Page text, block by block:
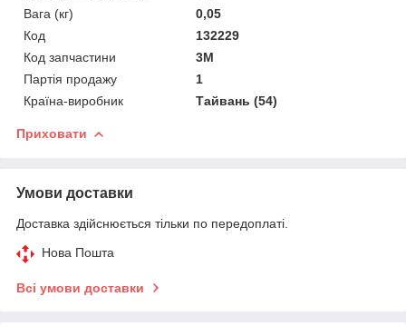
Вага (кг)
0,05
Код
132229
Код запчастини
3М
Партія продажу
1
Країна-виробник
Тайвань (54)
Приховати
Умови доставки
Доставка здійснюється тільки по передоплаті.
Нова Пошта
Всі умови доставки